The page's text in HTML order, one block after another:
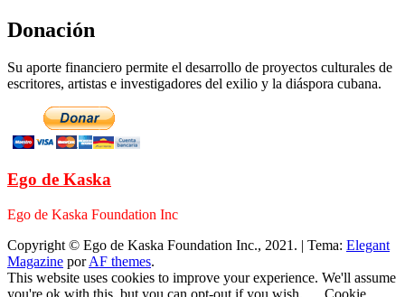
Donación
Su aporte financiero permite el desarrollo de proyectos culturales de
escritores, artistas e investigadores del exilio y la diáspora cubana.
Ego de Kaska
Ego de Kaska Foundation Inc
Copyright © Ego de Kaska Foundation Inc., 2021. | Tema: Elegant
Magazine porAF themes.
This website uses cookies to improve your experience. We'll assume
you're ok with this, but you can opt-out if you wish.
Cookie